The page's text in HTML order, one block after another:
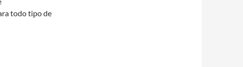
todo tipo de